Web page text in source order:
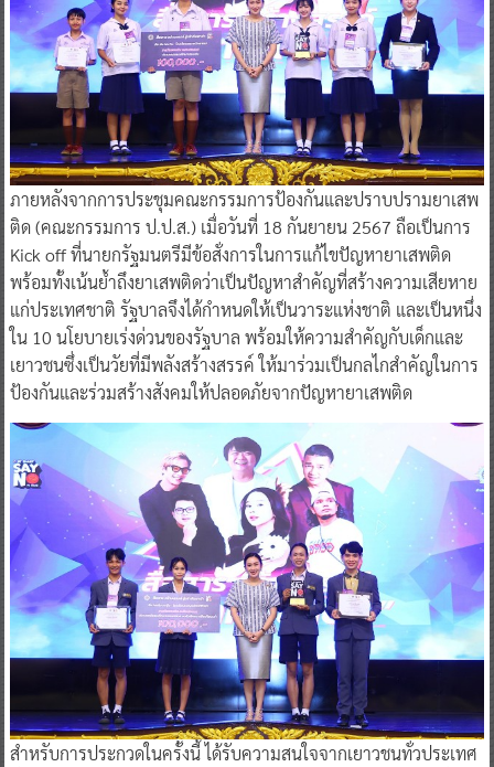
ภายหลังจากการประชุมคณะกรรมการป้องกันและปราบปรามยาเสพ
ติด (คณะกรรมการ ป.ป.ส.) เมื่อวันที่ 18 กันยายน 2567 ถือเป็นการ
Kick off ที่นายกรัฐมนตรีมีข้อสั่งการในการแก้ไขปัญหายาเสพติด
พร้อมทั้งเน้นย้ำถึงยาเสพติดว่าเป็นปัญหาสำคัญที่สร้างความเสียหาย
แก่ประเทศชาติ รัฐบาลจึงได้กำหนดให้เป็นวาระแห่งชาติ และเป็นหนึ่ง
ใน 10 นโยบายเร่งด่วนของรัฐบาล พร้อมให้ความสำคัญกับเด็กและ
เยาวชนซึ่งเป็นวัยที่มีพลังสร้างสรรค์ ให้มาร่วมเป็นกลไกสำคัญในการ
ป้องกันและร่วมสร้างสังคมให้ปลอดภัยจากปัญหายาเสพติด
สำหรับการประกวดในครั้งนี้ ได้รับความสนใจจากเยาวชนทั่วประเทศ